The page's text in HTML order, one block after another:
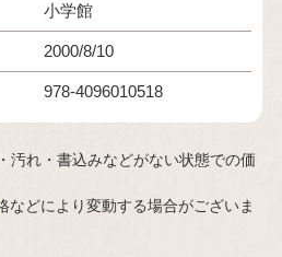
小学館
2000/8/10
978-4096010518
汚れ・書込みなどがない状態での価
などにより変動する場合がございま